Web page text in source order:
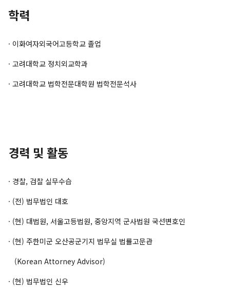
학력
· 이화여자외국어고등학교 졸업
· 고려대학교 정치외교학과
· 고려대학교 법학전문대학원 법학전문석사
경력 및 활동
· 경찰, 검찰 실무수습
· (전) 법무법인 대호
· (현) 대법원, 서울고등법원, 중앙지역 군사법원 국선변호인
· (현) 주한미군 오산공군기지 법무실 법률고문관
(Korean Attorney Advisor)
· (현) 법무법인 신우